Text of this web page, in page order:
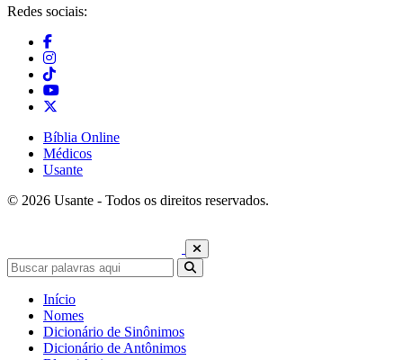
Redes sociais:
Bíblia Online
Médicos
Usante
© 2026 Usante - Todos os direitos reservados.
Início
Nomes
Dicionário de Sinônimos
Dicionário de Antônimos